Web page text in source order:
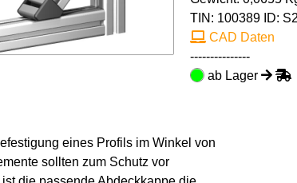
TIN: 100389 ID:
CAD Daten
---------------
ab Lager
eines Profils im Winkel von
sollten zum Schutz vor